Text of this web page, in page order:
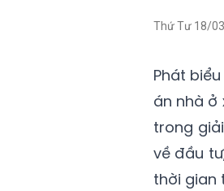
Thứ Tư 18/
Phát
án nhà ở
trong
về đầu
thời gian